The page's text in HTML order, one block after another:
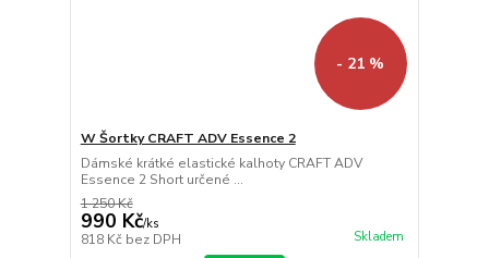
- 21 %
W Šortky CRAFT ADV Essence 2
Dámské krátké elastické kalhoty CRAFT ADV
Essence 2 Short určené ...
1 250 Kč
990 Kč/ks
818 Kč bez DPH Skladem